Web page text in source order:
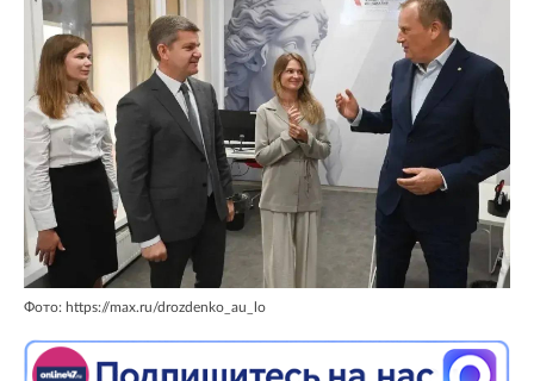
Фото: https://max.ru/drozdenko_au_lo